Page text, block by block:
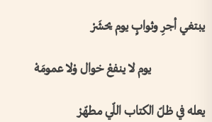
يبتغي أجرِ وثوابٍ يوم يحشَرْ
يوم لا ينفعْ خوال وْلا عمومَهْ
يعله في ظلّ الكتاب اللّي مطهّرْ